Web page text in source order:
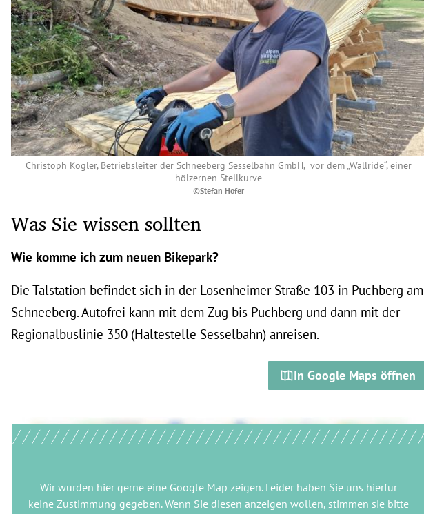
Christoph Kögler, Betriebsleiter der Schneeberg Sesselbahn GmbH, vor dem „Wallride“, einer
hölzernen Steilkurve
©Stefan Hofer
Was Sie wissen sollten
Wie komme ich zum neuen Bikepark?
Die Talstation befindet sich in der Losenheimer Straße 103 in Puchberg am
Schneeberg. Autofrei kann mit dem Zug bis Puchberg und dann mit der
Regionalbuslinie 350 (Haltestelle Sesselbahn) anreisen.
In Google Maps öffnen
Wir würden hier gerne eine Google Map zeigen. Leider haben Sie uns hierfür
keine Zustimmung gegeben. Wenn Sie diesen anzeigen wollen, stimmen sie bitte